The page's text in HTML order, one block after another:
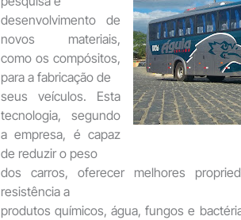
desenvolvimento de
novos materiais,
como os compósitos,
para a fabricação de
seus veículos. Esta
tecnologia, segundo
a empresa, é capaz
de reduzir o peso
dos carros, oferecer melhores
resistência a
produtos químicos, água, fungos e